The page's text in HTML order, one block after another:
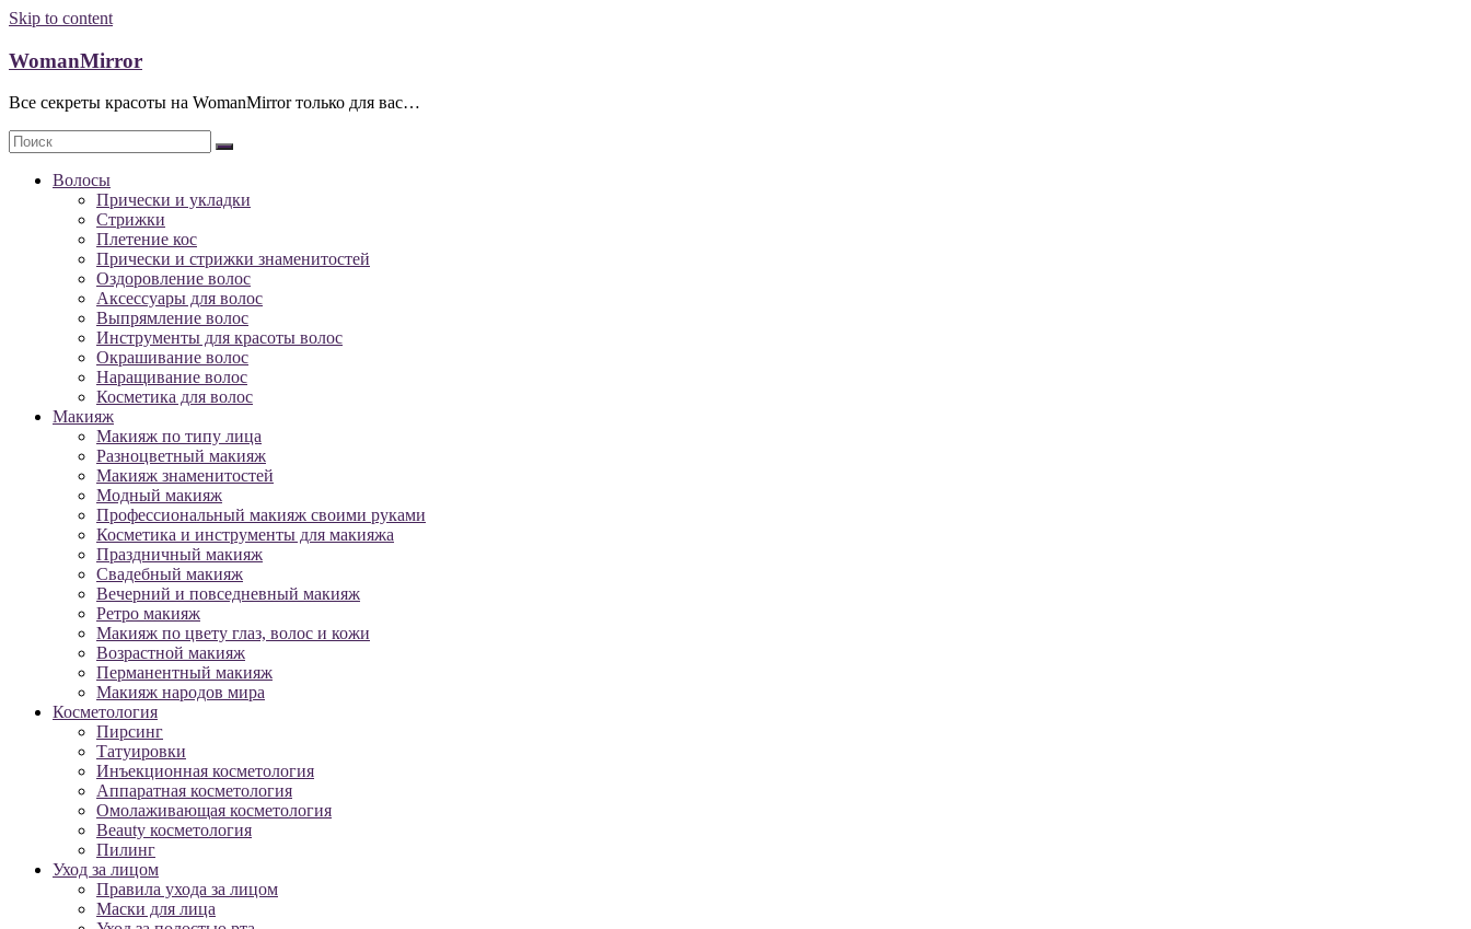
Skip to content
WomanMirror
Все секреты красоты на WomanMirror только для вас…
Волосы
Прически и укладки
Стрижки
Плетение кос
Прически и стрижки знаменитостей
Оздоровление волос
Аксессуары для волос
Выпрямление волос
Инструменты для красоты волос
Окрашивание волос
Наращивание волос
Косметика для волос
Макияж
Макияж по типу лица
Разноцветный макияж
Макияж знаменитостей
Модный макияж
Профессиональный макияж своими руками
Косметика и инструменты для макияжа
Праздничный макияж
Свадебный макияж
Вечерний и повседневный макияж
Ретро макияж
Макияж по цвету глаз, волос и кожи
Возрастной макияж
Перманентный макияж
Макияж народов мира
Косметология
Пирсинг
Татуировки
Инъекционная косметология
Аппаратная косметология
Омолаживающая косметология
Beauty косметология
Пилинг
Уход за лицом
Правила ухода за лицом
Маски для лица